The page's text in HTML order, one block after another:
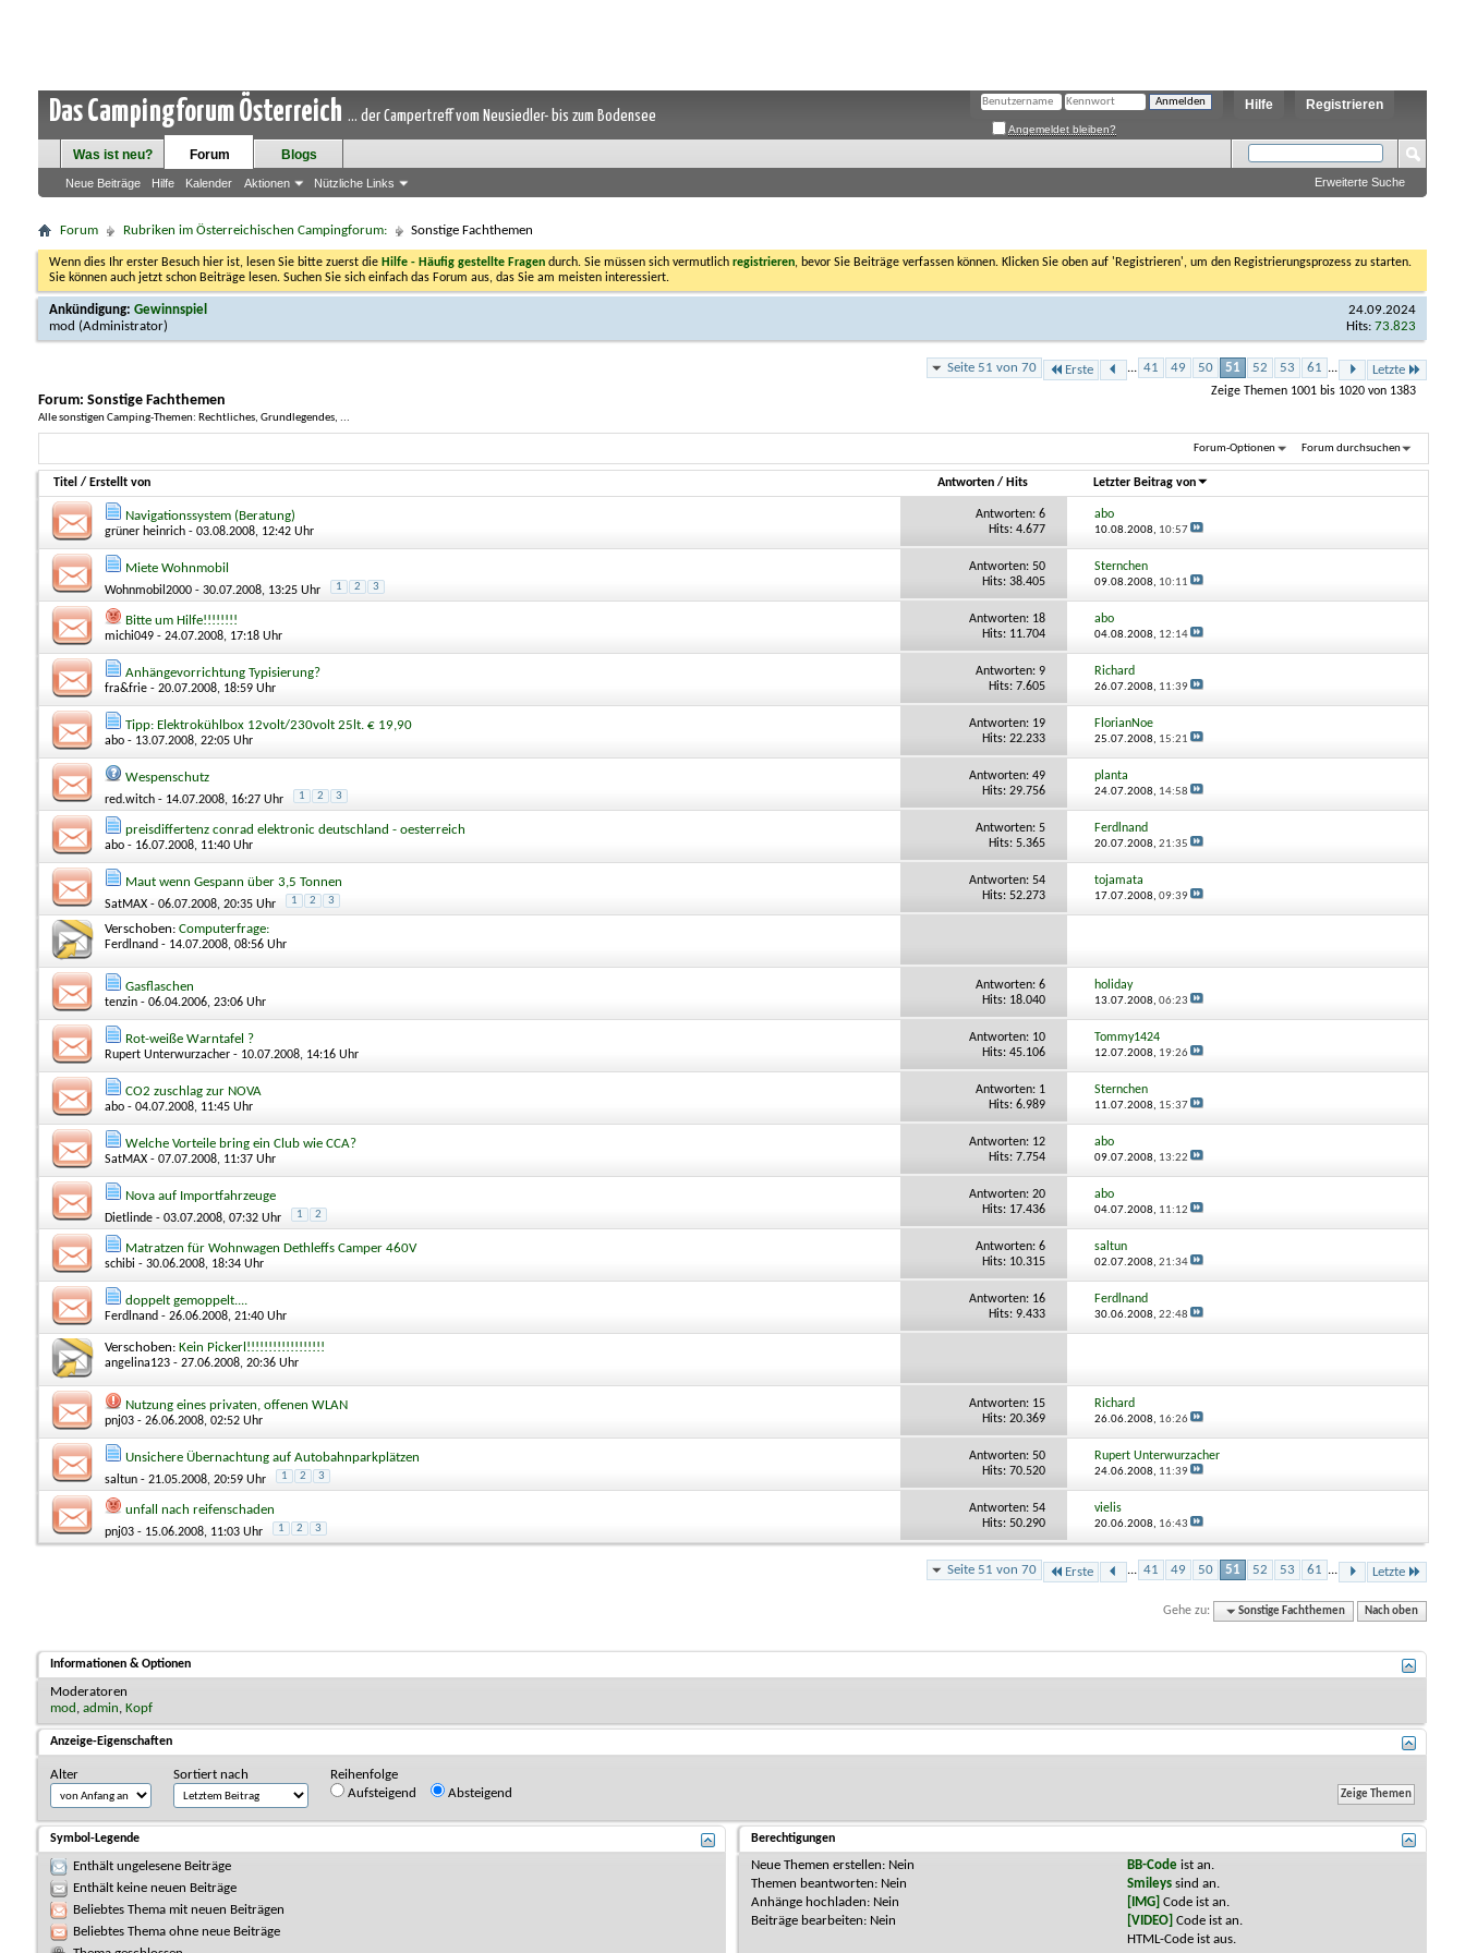
Das Campingforum Österreich ... der Campertreff vom Neusiedler- bis zum Bodensee
Registrieren
Hilfe
Angemeldet bleiben?
Was ist neu? Forum
Neue Beiträge Hilfe Kalender Aktionen Nützliche Links
Blogs
Erweiterte Suche
Forum Rubriken im Österreichischen Campingforum: Sonstige Fachthemen
Wenn dies Ihr erster Besuch hier ist, lesen Sie bitte zuerst die Hilfe - Häufig gestellte Fragen durch. Sie müssen sich vermutlich registrieren, bevor Sie Beiträge verfassen können. Klicken Sie oben auf 'Registrieren', um den Registrierungsprozess zu starten.
Sie können auch jetzt schon Beiträge lesen. Suchen Sie sich einfach das Forum aus, das Sie am meisten interessiert.
Ankündigung: Gewinnspiel
mod (Administrator)
24.09.2024
Hits: 73.823
Seite 51 von 70 Erste ... 41 49 50 51 52 53 61 ... Letzte
Zeige Themen 1001 bis 1020 von 1383
Forum: Sonstige Fachthemen
Alle sonstigen Camping-Themen: Rechtliches, Grundlegendes, ...
Forum-Optionen Forum durchsuchen
Titel / Erstellt von Antworten/ Hits Letzter Beitrag von
Navigationssystem (Beratung)
grüner heinrich - 03.08.2008, 12:42 Uhr
Antworten: 6
Hits: 4.677
abo
10.08.2008, 10:57
Miete Wohnmobil
Wohnmobil2000 - 30.07.2008, 13:25 Uhr 1 2 3
Antworten: 50
Hits: 38.405
Sternchen
09.08.2008, 10:11
Bitte um Hilfe!!!!!!!!
michi049 - 24.07.2008, 17:18 Uhr
Antworten: 18
Hits: 11.704
abo
04.08.2008, 12:14
Anhängevorrichtung Typisierung?
fra&frie - 20.07.2008, 18:59 Uhr
Antworten: 9
Hits: 7.605
Richard
26.07.2008, 11:39
Tipp: Elektrokühlbox 12volt/230volt 25lt. € 19,90
abo - 13.07.2008, 22:05 Uhr
Antworten: 19
Hits: 22.233
FlorianNoe
25.07.2008, 15:21
Wespenschutz
red.witch - 14.07.2008, 16:27 Uhr 1 2 3
Antworten: 49
Hits: 29.756
planta
24.07.2008, 14:58
preisdiffertenz conrad elektronic deutschland - oesterreich
abo - 16.07.2008, 11:40 Uhr
Antworten: 5
Hits: 5.365
Ferdlnand
20.07.2008,21:35
Maut wenn Gespann über 3,5 Tonnen
SatMAX - 06.07.2008, 20:35 Uhr 1 2 3
Antworten: 54
Hits: 52.273
tojamata
17.07.2008,09:39
Verschoben: Computerfrage:
Ferdlnand - 14.07.2008, 08:56 Uhr
Gasflaschen
tenzin - 06.04.2006, 23:06 Uhr
Antworten: 6
Hits: 18.040
holiday
13.07.2008,06:23
Rot-weiße Warntafel ?
Rupert Unterwurzacher - 10.07.2008, 14:16 Uhr
Antworten: 10
Hits: 45.106
Tommy1424
12.07.2008, 19:26
CO2 zuschlag zur NOVA
abo - 04.07.2008, 11:45 Uhr
Antworten: 1
Hits: 6.989
Sternchen
11.07.2008, 15:37
Welche Vorteile bring ein Club wie CCA?
SatMAX - 07.07.2008, 11:37 Uhr
Antworten: 12
Hits: 7.754
abo
09.07.2008, 13:22
Nova auf Importfahrzeuge
Dietlinde - 03.07.2008, 07:32 Uhr 1 2
Antworten: 20
Hits: 17.436
abo
04.07.2008, 11:12
Matratzen für Wohnwagen Dethleffs Camper 460V
schibi - 30.06.2008, 18:34 Uhr
Antworten: 6
Hits: 10.315
saltun
02.07.2008,21:34
doppelt gemoppelt....
Ferdlnand - 26.06.2008, 21:40 Uhr
Antworten: 16
Hits: 9.433
Ferdlnand
30.06.2008,22:48
Verschoben: Kein Pickerl!!!!!!!!!!!!!!!!!!
angelina123 - 27.06.2008, 20:36 Uhr
Nutzung eines privaten, offenen WLAN
pnj03 - 26.06.2008, 02:52 Uhr
Antworten: 15
Hits: 20.369
Richard
26.06.2008, 16:26
Unsichere Übernachtung auf Autobahnparkplätzen
saltun - 21.05.2008, 20:59 Uhr 1 2 3
Antworten: 50
Hits: 70.520
Rupert Unterwurzacher
24.06.2008, 11:39
unfall nach reifenschaden
pnj03 - 15.06.2008, 11:03 Uhr 1 2 3
Antworten: 54
Hits: 50.290
vielis
20.06.2008, 16:43
Seite 51 von 70 Erste ... 41 49 50 51 52 53 61 ... Letzte
Gehe zu: Sonstige Fachthemen Nach oben
Informationen & Optionen
Moderatoren
mod , admin, Kopf
Anzeige-Eigenschaften
Alter Sortiert nach
Reihenfolge
Aufsteigend
Absteigend
Symbol-Legende
Enthält ungelesene Beiträge
Enthält keine neuen Beiträge
Beliebtes Thema mit neuen Beiträgen
Beliebtes Thema ohne neue Beiträge
Berechtigungen
Neue Themen erstellen: Nein
Themen beantworten: Nein
Anhänge hochladen: Nein
Beiträge bearbeiten: Nein
BB-Code istan.
Smileys sindan.
[IMG] Code istan.
[VIDEO] Code istan.
HTML-Code istaus.